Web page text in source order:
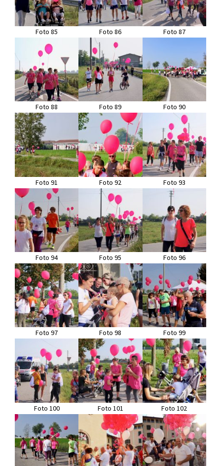
Foto 85 Foto 86 Foto 87
Foto 88 Foto 89 Foto 90
Foto 91 Foto 92 Foto 93
Foto 94 Foto 95 Foto 96
Foto 97 Foto 98 Foto 99
Foto 100 Foto 101 Foto 102